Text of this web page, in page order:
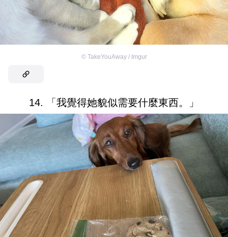
© TakeYouAway / Imgur
14. 「我覺得她貌似需要什麼東西。」